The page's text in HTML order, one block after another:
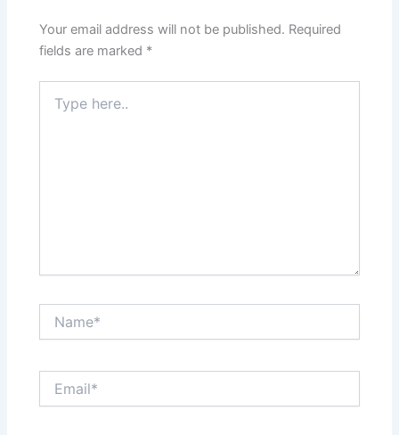
Your email address will not be published. Required
fields are marked *
here..